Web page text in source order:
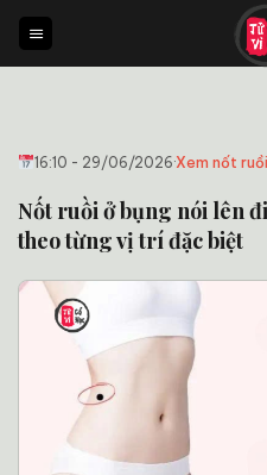
qua
nội
16:10 - 29/06/2026·Xem nốt ruồi
Nốt ruồi ở bụng nói lên
theo từng vị trí đặc biệt